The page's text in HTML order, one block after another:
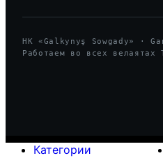
HK «Galkynyş Sowgady» ·
Работаем во всех велаятах
Категории